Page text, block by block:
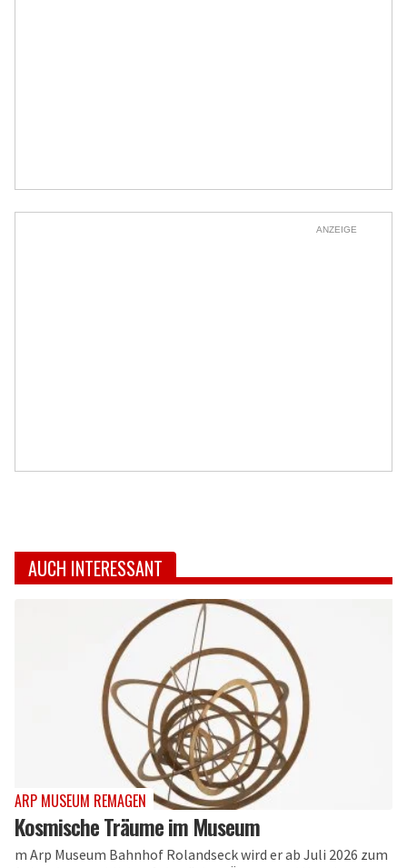
ANZEIGE
AUCH INTERESSANT
ARP MUSEUM REMAGEN
Kosmische Träume im Museum
m Arp Museum Bahnhof Rolandseck wird er ab Juli 2026 zum